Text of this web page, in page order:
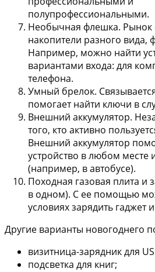
полупрофессиональными.
Необычная флешка. Рынок
накопители разного
Например, можно найти
вариантами входа: для
телефона.
Умный брелок.
помогает найти ключи в
Внешний аккумулятор.
того, кто активно
Внешний аккумулятор
устройство в любом месте
(например, в автобусе).
Походная газовая плита и
в одном). С ее помощью
условиях зарядить гаджет
Другие варианты новогоднего
визитница-зарядник для
подсветка для книг;